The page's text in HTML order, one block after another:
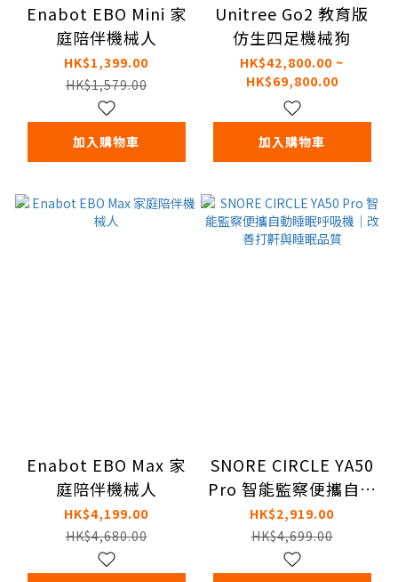
Enabot EBO Mini 家
庭陪伴機械人
HK$1,399.00
HK$1,579.00
加入購物車
Unitree Go2 教育版
仿生四足機械狗
HK$42,800.00 ~
HK$69,800.00
加入購物車
Enabot EBO Max 家
庭陪伴機械人
HK$4,199.00
HK$4,680.00
SNORE CIRCLE YA50
Pro 智能監察便攜自動
睡眠呼吸機｜改善打鼾
與睡眠品質
HK$2,919.00
HK$4,699.00